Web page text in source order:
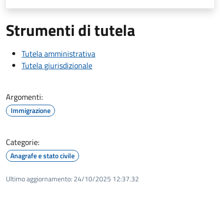
Strumenti di tutela
Tutela amministrativa
Tutela giurisdizionale
Argomenti:
Immigrazione
Categorie:
Anagrafe e stato civile
Ultimo aggiornamento: 24/10/2025 12:37.32